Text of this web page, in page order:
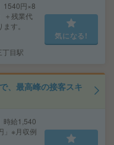
1540円×8
＋残業代
す。
丁目駅
気になる!
、最高峰の接客スキ
給1,540
」※月収例